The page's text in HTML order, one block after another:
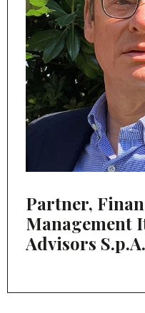
Partner,
Management
Advisors S.p.A.